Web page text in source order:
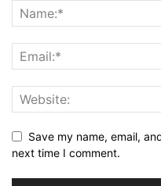
Save my name, email,
next time I comment.